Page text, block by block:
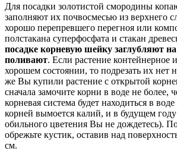
Для посадки золотистой смородины
заполняют их почвосмесью из верхнего
хорошо перепревшего перегноя или
полстакана суперфосфата и стакан
посадке корневую шейку заглубляют
поливают. Если растение контейнерное
хорошем состоянии, то подрезать их нет
же Вы купили растение с открытой
сначала замочите корни в воде не более,
корневая система будет находиться в
корней вымоется калий, и в будущем
обильного цветения Вы не дождетесь).
обрежьте кустик, оставив над
см.